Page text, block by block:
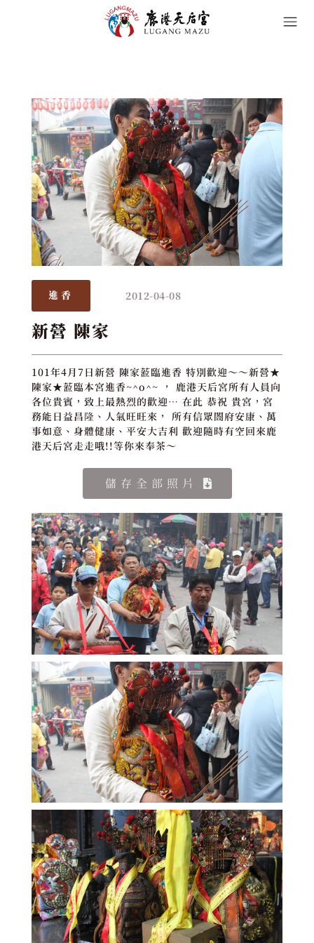
進香 2012-04-08
新營 陳家
101年4月7日新營 陳家蒞臨進香 特別歡迎～～新營★
陳家★蒞臨本宮進香~^o^~ ， 鹿港天后宮所有人員向
各位貴賓，致上最熱烈的歡迎… 在此 恭祝 貴宮，宮
務能日益昌隆、人氣旺旺來， 所有信眾閤府安康、萬
事如意、身體健康、平安大吉利 歡迎隨時有空回來鹿
港天后宮走走哦!!等你來奉茶～
儲存全部照片